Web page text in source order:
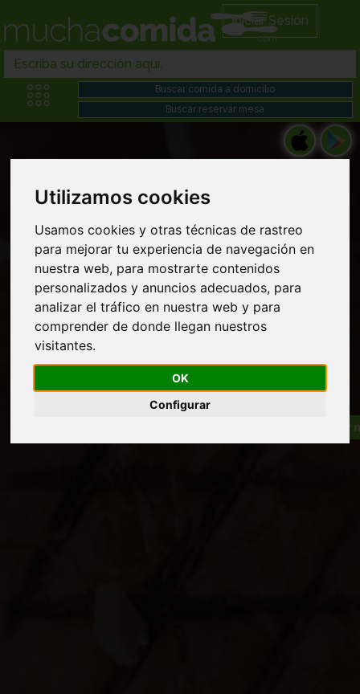
Utilizamos cookies
Usamos cookies y otras técnicas de rastreo
para mejorar tu experiencia de navegación en
nuestra web, para mostrarte contenidos
personalizados y anuncios adecuados, para
analizar el tráfico en nuestra web y para
comprender de donde llegan nuestros
visitantes.
OK
Configurar
Iniciar Sesión
Restaurantes chinos en Comida chino
japonesa domicilio cerca de mi